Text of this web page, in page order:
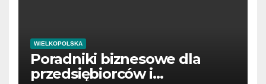
WIELKOPOLSKA
Poradniki biznesowe dla
przedsiębiorców i